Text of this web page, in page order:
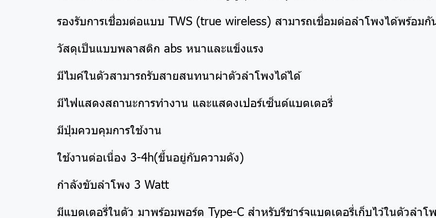
รองรับการเชื่อมต่อแบบ TWS (true wireless) สามารถเชื่อมต่อลำโพงได้พร้อมกั
วัสดุเป็นแบบพลาสติก abs หนาและแข็งแรง
มีไมค์ในตัวสามารถรับสายสนทนาผ่าตัวลำโพงได้ได้
มีไฟแสดงสถานะการทำงาน และแสดงเปอร์เซ็นต์แบตเตอรี่
มีปุ่มควบคุมการใช้งาน
ใช้งานต่อเนื่อง 3-4h(ขึ้นอยู่กับความดัง)
กำลังขับลำโพง 3 Watt
มีแบตเตอรี่ในตัว มาพร้อมพอร์ต Type-C สำหรับรีชาร์จแบตเตอรี่เก็บไว้ในตัวลำโ